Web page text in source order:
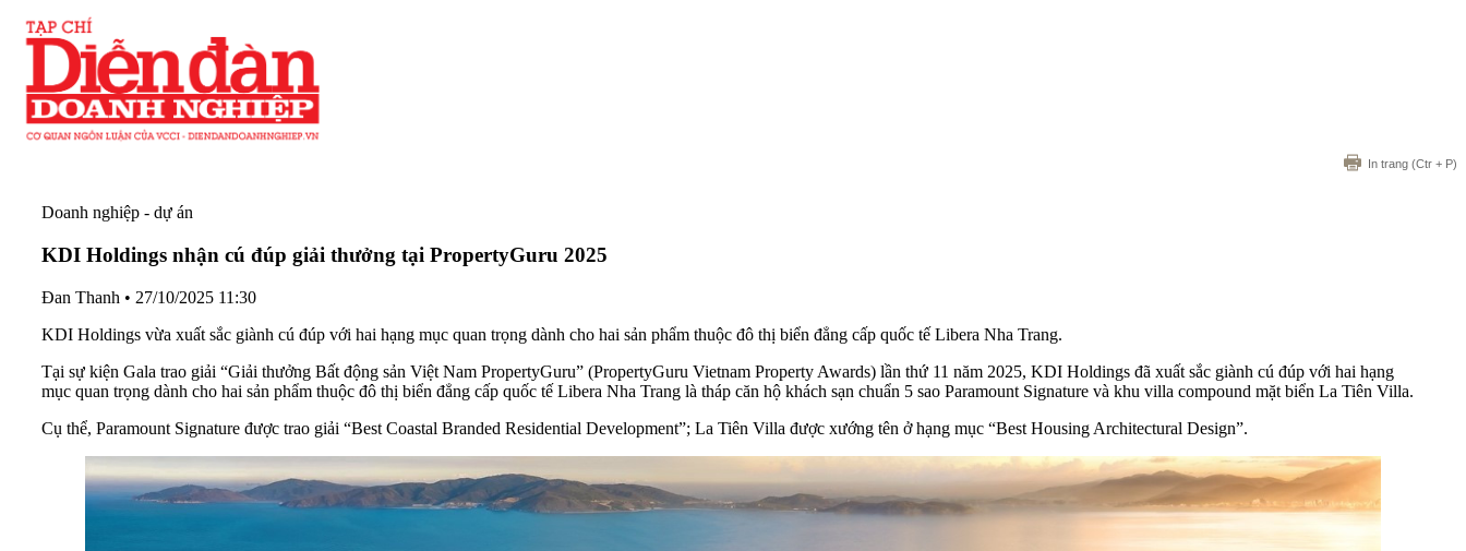
In trang (Ctr + P)
Doanh nghiệp - dự án
KDI Holdings nhận cú đúp giải thưởng tại PropertyGuru 2025
Đan Thanh • 27/10/2025 11:30
KDI Holdings vừa xuất sắc giành cú đúp với hai hạng mục quan trọng dành cho hai sản phẩm thuộc đô thị biển đẳng cấp quốc tế Libera Nha Trang.
Tại sự kiện Gala trao giải “Giải thưởng Bất động sản Việt Nam PropertyGuru” (PropertyGuru Vietnam Property Awards) lần thứ 11 năm 2025, KDI Holdings đã xuất sắc giành cú đúp với hai hạng
mục quan trọng dành cho hai sản phẩm thuộc đô thị biển đẳng cấp quốc tế Libera Nha Trang là tháp căn hộ khách sạn chuẩn 5 sao Paramount Signature và khu villa compound mặt biển La Tiên Villa.
Cụ thể, Paramount Signature được trao giải “Best Coastal Branded Residential Development”; La Tiên Villa được xướng tên ở hạng mục “Best Housing Architectural Design”.